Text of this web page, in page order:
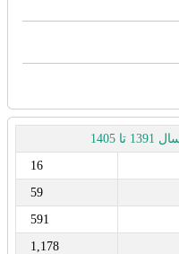
1405
16
59
591
1,178